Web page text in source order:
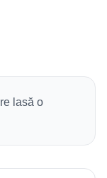
lasă o